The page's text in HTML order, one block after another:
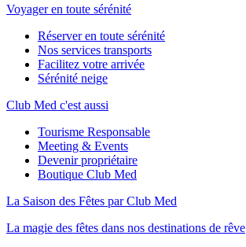
Voyager en toute sérénité
Réserver en toute sérénité
Nos services transports
Facilitez votre arrivée
Sérénité neige
Club Med c'est aussi
Tourisme Responsable
Meeting & Events
Devenir propriétaire
Boutique Club Med
La Saison des Fêtes par Club Med
La magie des fêtes dans nos destinations de rêve​